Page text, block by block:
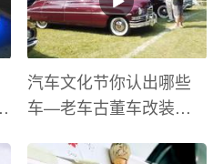
汽车文化节你认出哪些
车—老车古董车改装车